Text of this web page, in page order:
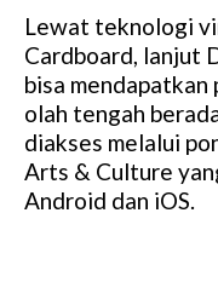
Lewat teknologi
Cardboard, lanjut
bisa mendapatkan
olah tengah
diakses melalui
Arts & Culture
Android dan iOS.